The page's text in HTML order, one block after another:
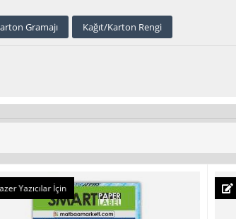
Gramajı Kağıt/Karton Rengi
Yazıcılar İçin